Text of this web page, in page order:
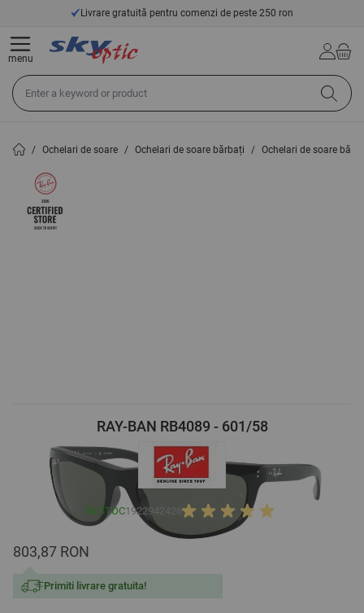
Mergeți la Conținut
gratuită pentru comenzi de peste 250 ron
Căutați în întregul magazin aici...
menu
/ Ochelari de soare / Ochelari de soare bărbați / Ochelari de soare
RAY-BAN RB4089 - 601/58
ÎN STOC1922942426
803,87 RON
Primiti livrare gratuita!